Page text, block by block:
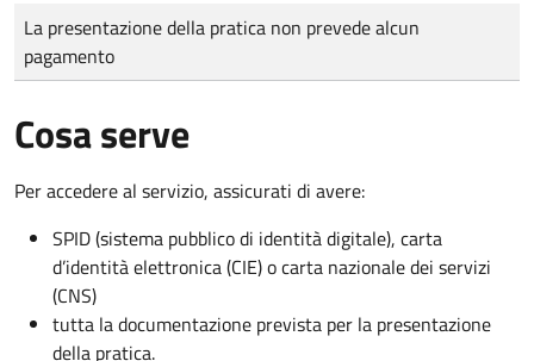
Tipo di pagamento
Importo
La presentazione della pratica non prevede alcun
pagamento
Cosa serve
Per accedere al servizio, assicurati di avere:
SPID (sistema pubblico di identità digitale), carta
d’identità elettronica (CIE) o carta nazionale dei servizi
(CNS)
tutta la documentazione prevista per la presentazione
della pratica.